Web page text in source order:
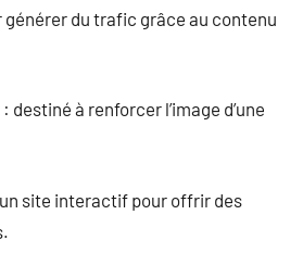
du trafic grâce au contenu
à renforcer l’image d’une
site interactif pour offrir des